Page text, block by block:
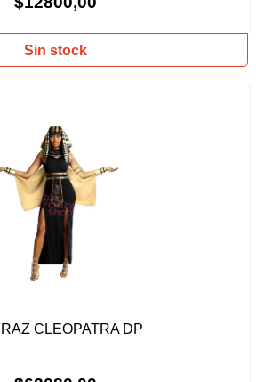
Sin stock
CLEOPATRA DP